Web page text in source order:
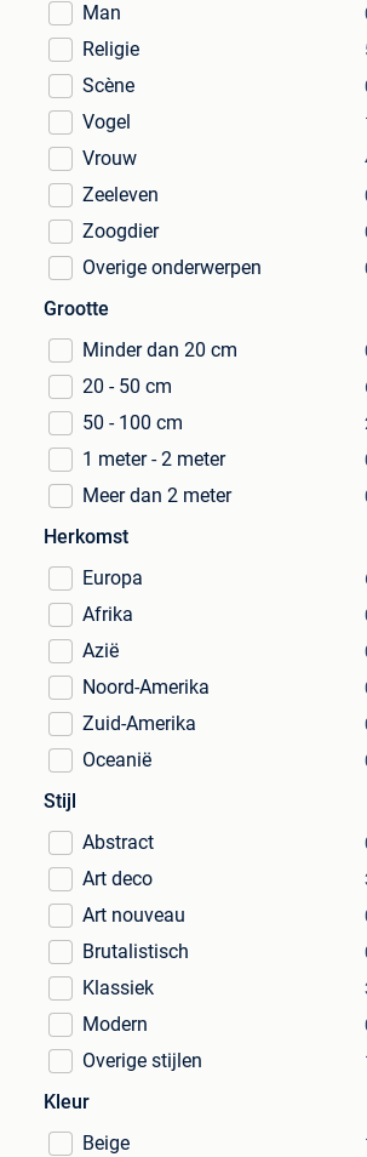
Man
Religie
Scène
Vogel
Vrouw
Zeeleven
Zoogdier
Overige onderwerpen
Grootte
Minder dan 20 cm
20 - 50 cm
50 - 100 cm
1 meter - 2 meter
Meer dan 2 meter
Herkomst
Europa
Afrika
Azië
Noord-Amerika
Zuid-Amerika
Oceanië
Stijl
Abstract
Art deco
Art nouveau
Brutalistisch
Klassiek
Modern
Overige stijlen
Kleur
Beige